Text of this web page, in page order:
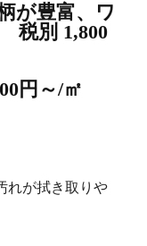
が豊富、ワ
別 1,800
円～/㎡
れが拭き取りや